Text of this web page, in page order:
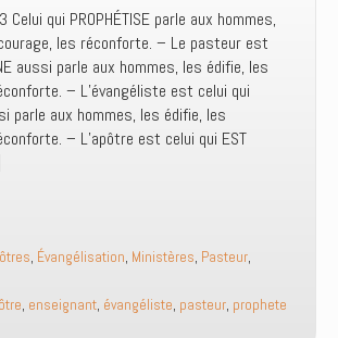
qui PROPHÉTISE parle aux hommes,
les réconforte. – Le pasteur est
aussi parle aux hommes, les édifie, les
– L’évangéliste est celui qui
parle aux hommes, les édifie, les
– L’apôtre est celui qui EST
, Évangélisation, Ministères, Pasteur,
, enseignant, évangéliste, pasteur, prophete